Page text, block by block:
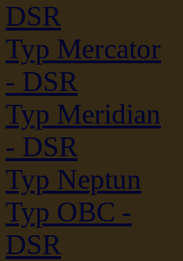
DSR
Typ Mercator
- DSR
Typ Meridian
- DSR
Typ Neptun
Typ OBC -
DSR